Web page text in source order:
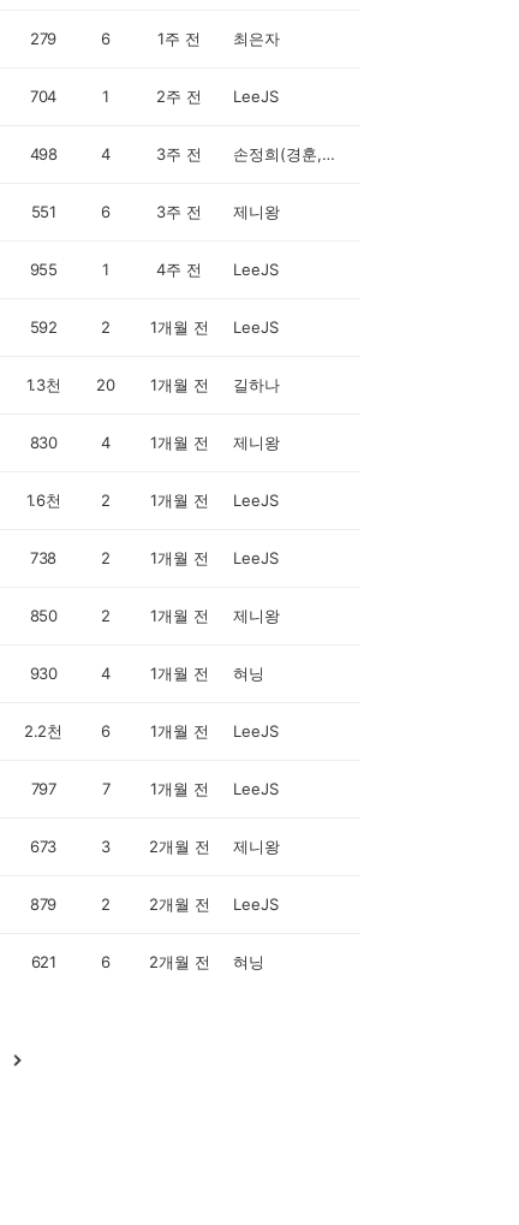
279 6 1주 전 최은자
704 1 2주 전 LeeJS
498 4 3주 전 손정희(경훈,채현 맘)
551 6 3주 전 제니왕
955 1 4주 전 LeeJS
592 2 1개월 전 LeeJS
1.3천 20 1개월 전 길하나
830 4 1개월 전 제니왕
1.6천 2 1개월 전 LeeJS
738 2 1개월 전 LeeJS
850 2 1개월 전 제니왕
930 4 1개월 전 혀닝
2.2천 6 1개월 전 LeeJS
797 7 1개월 전 LeeJS
673 3 2개월 전 제니왕
879 2 2개월 전 LeeJS
621 6 2개월 전 혀닝